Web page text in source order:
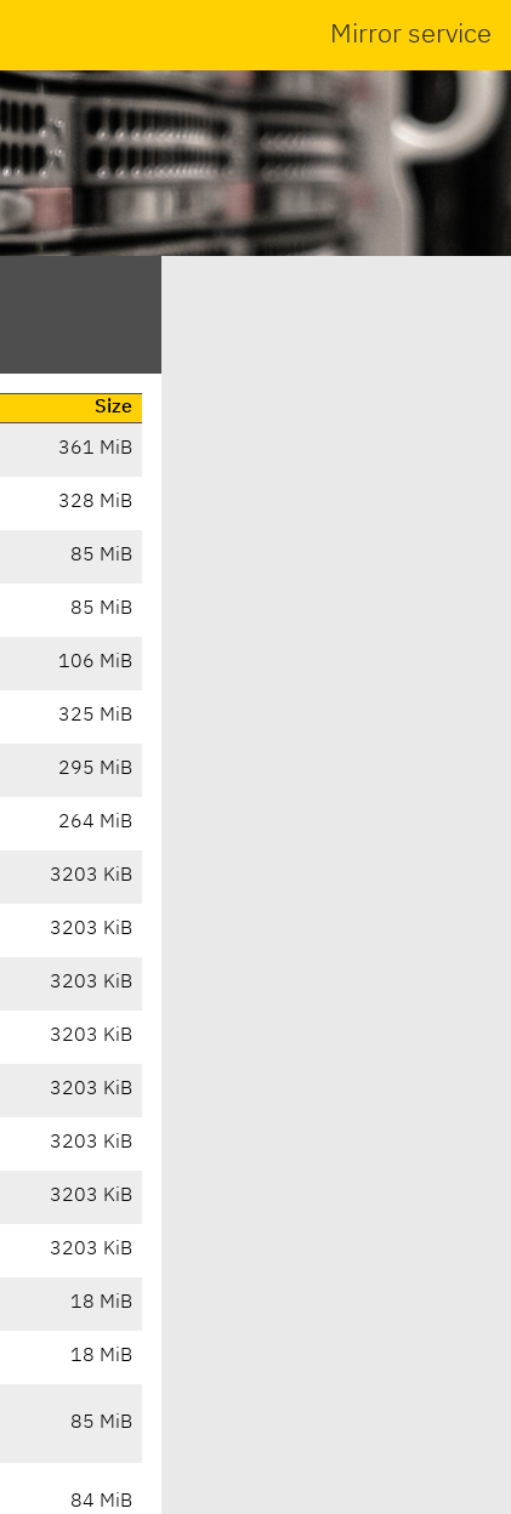
Mirror service
Size
361 MiB
328 MiB
85 MiB
85 MiB
106 MiB
325 MiB
295 MiB
264 MiB
3203 KiB
3203 KiB
3203 KiB
3203 KiB
3203 KiB
3203 KiB
3203 KiB
3203 KiB
18 MiB
18 MiB
85 MiB
84 MiB